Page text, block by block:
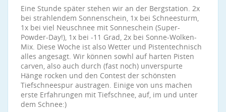
Eine Stunde später stehen wir an der Bergstation. 2x
bei strahlendem Sonnenschein, 1x bei Schneesturm,
1x bei viel Neuschnee mit Sonneschein (Super-
Powder-Day!), 1x bei -11 Grad, 2x bei Sonne-Wolken-
Mix. Diese Woche ist also Wetter und Pistentechnisch
alles angesagt. Wir können sowhl auf harten Pisten
carven, also auch durch (fast noch) unverspurte
Hänge rocken und den Contest der schönsten
Tiefschneespur austragen. Einige von uns machen
erste Erfahrungen mit Tiefschnee, auf, im und unter
dem Schnee:)